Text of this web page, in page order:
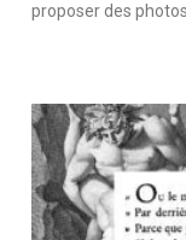
proposer des